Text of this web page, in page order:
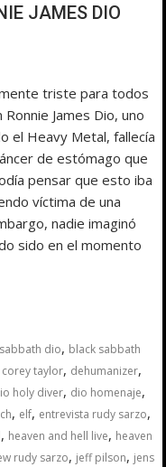
JAMES DIO
triste para todos
James Dio, uno
el Heavy Metal, fallecía
de estómago que
pensar que esto iba
víctima de una
nadie imaginó
sido en el momento
dio, black sabbath
corey taylor, dehumanizer,
holy diver, dio homenaje,
, elf, entrevista rudy sarzo,
, heaven and hell live, heaven
rudy sarzo, jeff pilson, jens